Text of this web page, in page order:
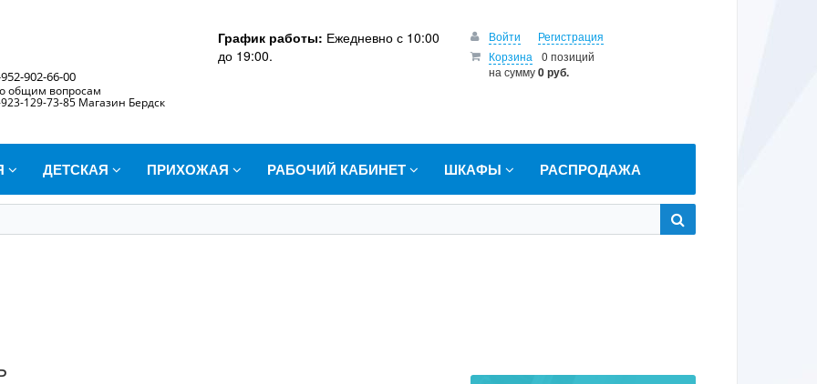
902-66-00
общим вопросам
129-73-85 Магазин Бердск
График работы: Ежедневно с 10:00
до 19:00.
Войти
Регистрация
Корзина
0 позиций
на сумму0 руб.
ДЕТСКАЯ ПРИХОЖАЯ РАБОЧИЙ КАБИНЕТ ШКАФЫ РАСПРОДАЖА